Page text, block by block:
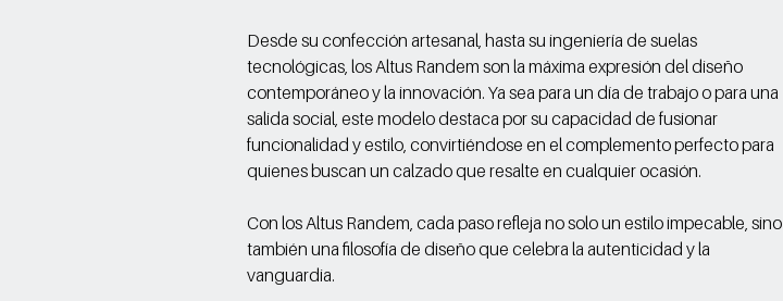
Desde su confección artesanal, hasta su ingeniería de suelas
tecnológicas, los Altus Randem son la máxima expresión del diseño
contemporáneo y la innovación. Ya sea para un día de trabajo o para una
salida social, este modelo destaca por su capacidad de fusionar
funcionalidad y estilo, convirtiéndose en el complemento perfecto para
quienes buscan un calzado que resalte en cualquier ocasión.
Con los Altus Randem, cada paso refleja no solo un estilo impecable, sino
también una filosofía de diseño que celebra la autenticidad y la
vanguardia.